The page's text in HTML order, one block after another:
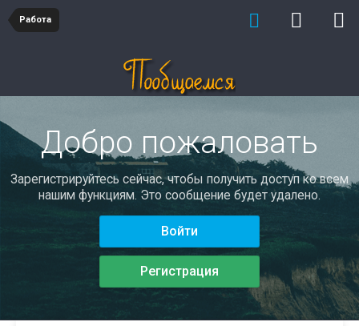
Работа
Добро пожаловать
Зарегистрируйтесь сейчас, чтобы получить доступ ко всем
нашим функциям. Это сообщение будет удалено.
Войти
Регистрация